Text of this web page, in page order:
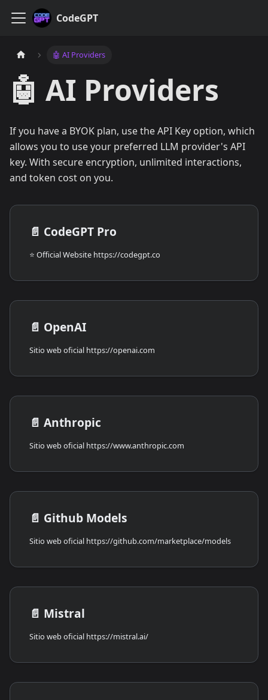
CodeGPT
🤖 AI Providers
🤖 AI Providers
If you have a BYOK plan, use the API Key option, which
allows you to use your preferred LLM provider's API
key. With secure encryption, unlimited interactions,
and token cost on you.
📄️ CodeGPT Pro
⭐️ Official Website https://codegpt.co
📄️ OpenAI
Sitio web oficial https://openai.com
📄️ Anthropic
Sitio web oficial https://www.anthropic.com
📄️ Github Models
Sitio web oficial https://github.com/marketplace/models
📄️ Mistral
Sitio web oficial https://mistral.ai/